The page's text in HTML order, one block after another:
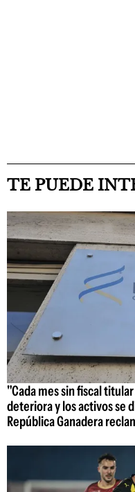
TE PUEDE
"Cada mes sin fiscal
deteriora y los activos se
República Ganadera